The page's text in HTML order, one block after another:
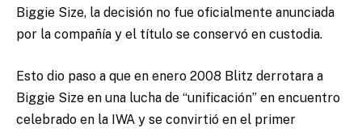
Biggie Size, la decisión no fue oficialmente anunciada
por la compañía y el título se conservó en custodia.
Esto dio paso a que en enero 2008 Blitz derrotara a
Biggie Size en una lucha de “unificación” en encuentro
celebrado en la IWA y se convirtió en el primer